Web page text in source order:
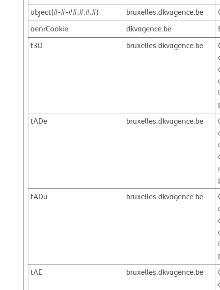
object(#-#-##:#:#.#)
bruxelles.dkvagence.be
oenrCookie
dkvagence.be
t3D
bruxelles.dkvagence.be
tADe
bruxelles.dkvagence.be
tADu
bruxelles.dkvagence.be
tAE
bruxelles.dkvagence.be